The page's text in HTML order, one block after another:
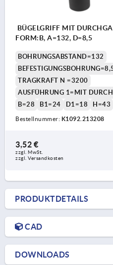
BÜGELGRIFF MIT
FORM:B, A=132, D=8,5
BOHRUNGSABSTAND=132
TRAGKRAFT N =3200
AUSFÜHRUNG 1=MIT
B=28
B1=24 D1=18 H=43
Bestellnummer: K1092.213208
3,52 €
zzgl. MwSt.
zzgl. Versandkosten
PRODUKTDETAILS
CAD
DOWNLOADS